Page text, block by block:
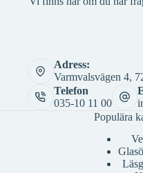
Adress:
Varmvalsvägen 4,
Telefon
035-10 11 00
Populära